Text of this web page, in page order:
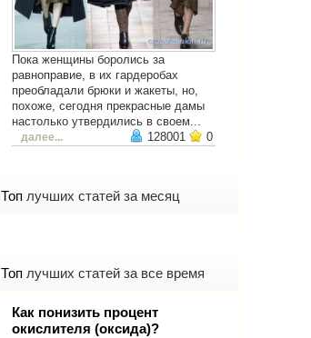
Пока женщины боролись за
равноправие, в их гардеробах
преобладали брюки и жакеты, но,
похоже, сегодня прекрасные дамы
настолько утвердились в своем...
далее... 128001 0
Топ лучших статей за месяц
Топ лучших статей за все время
Как понизить процент
окислителя (оксида)?